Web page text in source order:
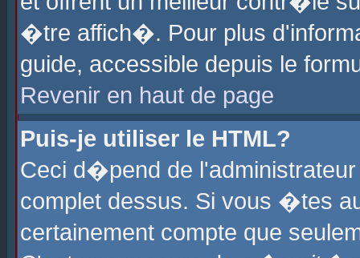
�tre affich�. Pour plus
guide, accessible depuis le
Revenir en haut de page
Puis-je utiliser le HTML?
Ceci d�pend de
complet dessus. Si vous �tes
certainement compte que